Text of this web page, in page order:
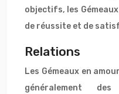
objectifs, les
de réussite et de
Relations
Les Gémeaux en
généralement